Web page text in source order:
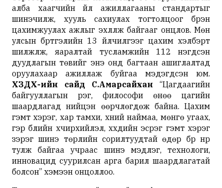
алба хаагчийн үйл ажиллагааны стандартыг
шинэчилж, хууль сахиулах тогтолцоог бүрэн
цахимжуулах ажлыг эхлүүлж байгааг онцлов. Мөн
улсын бүртгэлийн 13 үйлчилгээг цахим хэлбэрт
шилжүүлж, яаралтай тусламжийн 112 нэгдсэн
дуудлагын төвийг энэ онд багтаан ашиглалтад
оруулахаар ажиллаж буйгаа мэдэгдсэн юм.
ХЗДХ-ийн сайд С.Амарсайхан “Цагдаагийн
байгууллагын үүрэг, философи өнөө цагийн
шаардлагад нийцэн өөрчлөгдөж байна. Цахим
гэмт хэрэг, хар тамхи, хүний наймаа, мөнгө угаах,
гэр бүлийн хүчирхийлэл, хүүхдийн эсрэг гэмт хэрэг
зэрэг шинэ төрлийн сорилтуудтай өдөр бүр нүүр
тулж байгаа учраас шинэ мэдлэг, технологи,
инновацид суурилсан арга барил шаардлагатай
болсон” хэмээн онцоллоо.